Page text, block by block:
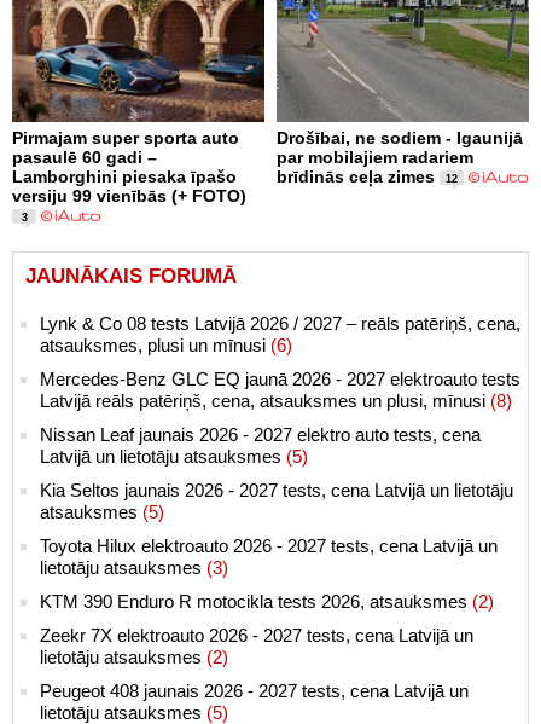
Pirmajam super sporta auto
pasaulē 60 gadi –
Lamborghini piesaka īpašo
versiju 99 vienībās (+ FOTO)
3
Drošībai, ne sodiem - Igaunijā
par mobilajiem radariem
brīdinās ceļa zimes
12
JAUNĀKAIS FORUMĀ
Lynk & Co 08 tests Latvijā 2026 / 2027 – reāls patēriņš, cena,
atsauksmes, plusi un mīnusi (6)
Mercedes-Benz GLC EQ jaunā 2026 - 2027 elektroauto tests
Latvijā reāls patēriņš, cena, atsauksmes un plusi, mīnusi (8)
Nissan Leaf jaunais 2026 - 2027 elektro auto tests, cena
Latvijā un lietotāju atsauksmes (5)
Kia Seltos jaunais 2026 - 2027 tests, cena Latvijā un lietotāju
atsauksmes (5)
Toyota Hilux elektroauto 2026 - 2027 tests, cena Latvijā un
lietotāju atsauksmes (3)
KTM 390 Enduro R motocikla tests 2026, atsauksmes (2)
Zeekr 7X elektroauto 2026 - 2027 tests, cena Latvijā un
lietotāju atsauksmes (2)
Peugeot 408 jaunais 2026 - 2027 tests, cena Latvijā un
lietotāju atsauksmes (5)